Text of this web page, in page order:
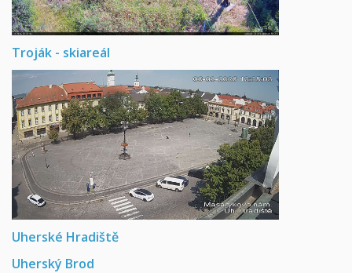
Troják - skiareál
Uherské Hradiště
Uherský Brod